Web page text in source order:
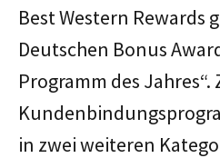
Best Western Rewards
Deutschen Bonus
Programm des
in zwei weiteren